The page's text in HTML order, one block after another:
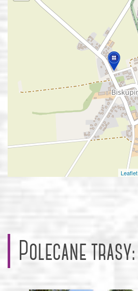
Leaflet
Polecane trasy: